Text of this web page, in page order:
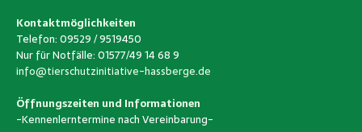
Kontaktmöglichkeiten
Telefon: 09529 / 9519450
Nur für Notfälle: 01577/49 14 68 9
info@tierschutzinitiative-hassberge.de
Öffnungszeiten und Informationen
-Kennenlerntermine nach Vereinbarung-